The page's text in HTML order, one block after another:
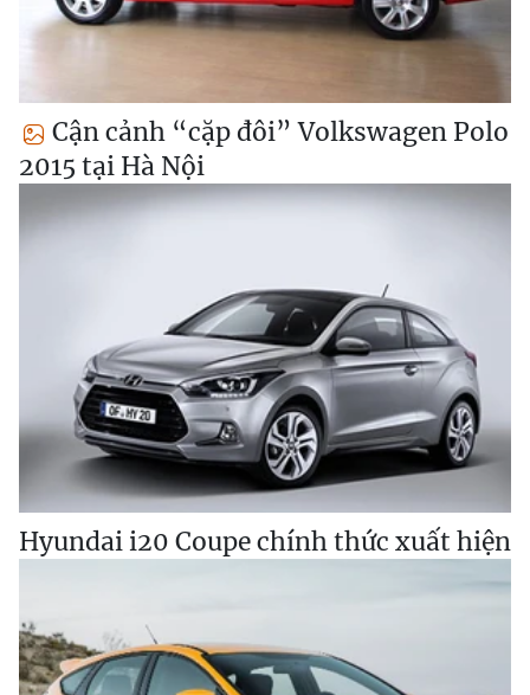
Cận cảnh “cặp đôi” Volkswagen Polo
2015 tại Hà Nội
Hyundai i20 Coupe chính thức xuất hiện